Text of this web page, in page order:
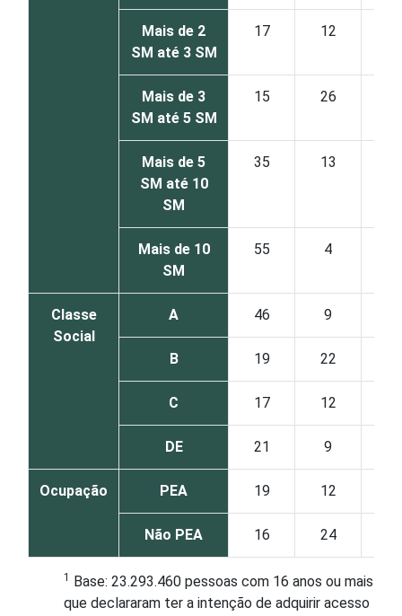
Mais de 2
SM até 3 SM
17 12
Mais de 3
SM até 5 SM
15 26
Mais de 5
SM até 10
SM
35 13
Mais de 10
SM
55 4
Classe
Social
A 46 9
B 19 22
C 17 12
DE 21 9
Ocupação PEA 19 12
Não PEA 16 24
1 Base: 23.293.460 pessoas com 16 anos ou mais
que declararam ter a intenção de adquirir acesso